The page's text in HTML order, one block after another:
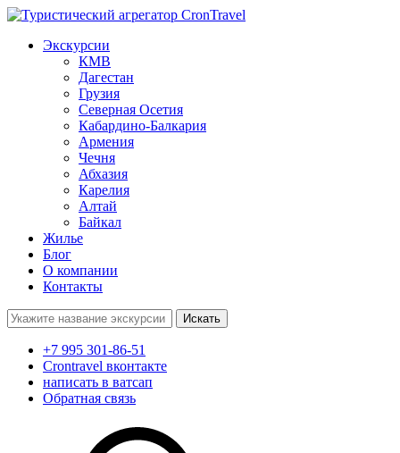
Экскурсии
КМВ
Дагестан
Грузия
Северная Осетия
Кабардино-Балкария
Армения
Чечня
Абхазия
Карелия
Алтай
Байкал
Жилье
Блог
О компании
Контакты
Поиск:
+7 995 301-86-51
Crontravel вконтакте
написать в ватсап
Обратная связь